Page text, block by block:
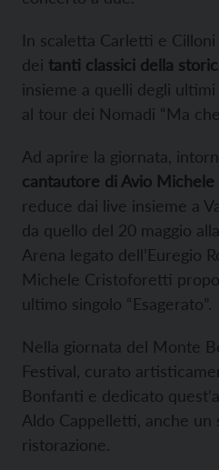
In scaletta Carletti e
dei tanti classici della
insieme a quelli degli
al tour dei Nomadi “Ma
Ad aprire la giornata,
cantautore di Avio
reduce dai live insieme a
da quello del 20 maggio
Arena legato dell’Euregio
Michele Cristoforetti
ultimo singolo “Esagerato”.
Nella giornata del Monte
Festival, curato
Bonfanti e dedicato
Aldo Cappelletti, anche un
ristorazione.